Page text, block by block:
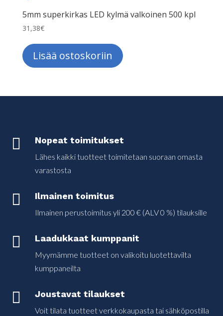
5mm superkirkas LED kylmä valkoinen 500 kpl
31,38€
Lisää ostoskoriin
 Nopeat toimitukset
Lähes kaikki tuotteet toimitetaan suoraan omasta
varastosta
 Ilmainen toimitus
Ilmainen perustoimitus yli 200 € (ALV 0 %) tilauksille
 Laadukkaat kumppanit
Myymämme tuotteet on valikoitu luotettavilta
kumppaneilta
 Joustavat tilaukset
Voit tilata tuotteet verkkokaupasta tai sähköpostilla